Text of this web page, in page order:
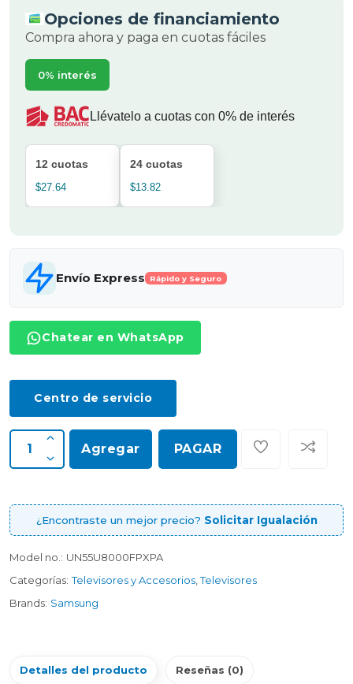
Opciones de financiamiento
Compra ahora y paga en cuotas fáciles
0% interés
Llévatelo a cuotas con 0% de interés
12 cuotas
$27.64
24 cuotas
$13.82
Envío Express Rápido y Seguro
Chatear en WhatsApp
Centro de servicio
Agregar PAGAR
¿Encontraste un mejor precio? Solicitar Igualación
Model no.: UN55U8000FPXPA
Categorías: Televisores y Accesorios ,Televisores
Brands: Samsung
Detalles del producto Reseñas (0)